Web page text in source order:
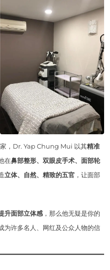
家，Dr. Yap Chung Mui 以其精准
在鼻部整形、双眼皮手术、面部轮
立体、自然、精致的五官 ，让面部
升面部立体感 ，那么他无疑是你的
为许多名人、网红及公众人物的信